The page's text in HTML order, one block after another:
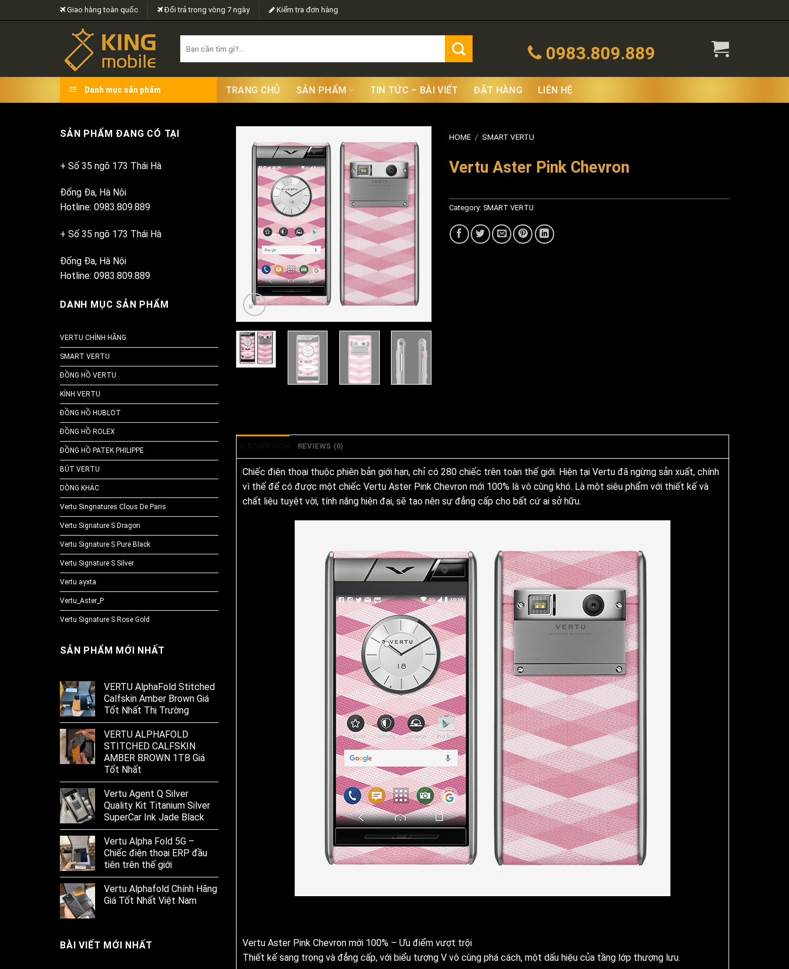
to
Giao hàng toàn quốc Đổi trả trong vòng 7 ngày Kiểm tra đơn hàng
for:
0983.809.889
Danh mục sản phẩm TRANG CHỦ SẢN PHẨM TIN TỨC – BÀI VIẾT ĐẶT HÀNG LIÊN HỆ
SẢN PHẨM ĐANG CÓ TẠI
+ Số 35 ngõ 173 Thái Hà
Đống Đa, Hà Nội
Hotline: 0983.809.889
+ Số 35 ngõ 173 Thái Hà
Đống Đa, Hà Nội
Hotline: 0983.809.889
DANH MỤC SẢN PHẨM
VERTU CHÍNH HÃNG
SMART VERTU
ĐỒNG HỒ VERTU
KÍNH VERTU
ĐỒNG HỒ HUBLOT
ĐỒNG HỒ ROLEX
ĐỒNG HỒ PATEK PHILIPPE
BÚT VERTU
DÒNG KHÁC
Vertu Singnatures Clous De Paris
Vertu Signature S Dragon
Vertu Signature S Pure Black
Vertu Signature S Silver
Vertu ayxta
Vertu_Aster_P
Vertu Signature S Rose Gold
SẢN PHẨM MỚI NHẤT
VERTU AlphaFold Stitched
Calfskin Amber Brown Giá
Tốt Nhất Thị Trường
VERTU ALPHAFOLD
STITCHED CALFSKIN
AMBER BROWN 1TB Giá
Tốt Nhất
Vertu Agent Q Silver
Quality Kit Titanium Silver
SuperCar Ink Jade Black
Vertu Alpha Fold 5G –
Chiếc điện thoại ERP đầu
tiên trên thế giới
Vertu Alphafold Chính Hãng
Giá Tốt Nhất Việt Nam
BÀI VIẾT MỚI NHẤT
HOME / SMART VERTU
Vertu Aster Pink Chevron
Category: SMART VERTU
REVIEWS (0)
Chiếc điện thoại thuộc phiên bản giới hạn, chỉ có 280 chiếc trên toàn thế giới. Hiện tại Vertu đã ngừng sản xuất, chính
vì thế để có được một chiếc Vertu Aster Pink Chevron mới 100% là vô cùng khó. Là một siêu phẩm với thiết kế và
chất liệu tuyệt vời, tính năng hiện đại, sẽ tạo nên sự đẳng cấp cho bất cứ ai sở hữu.
Vertu Aster Pink Chevron mới 100% – Ưu điểm vượt trội
Thiết kế sang trọng và đẳng cấp, với biểu tượng V vô cùng phá cách, một dấu hiệu của tầng lớp thượng lưu.